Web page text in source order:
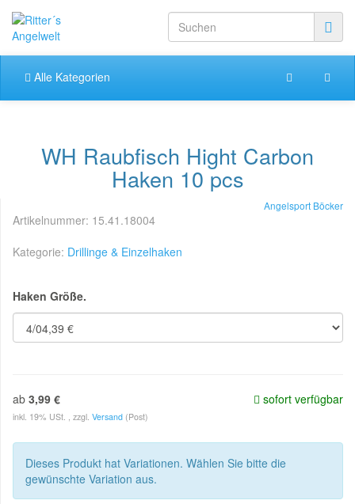
Alle Kategorien
WH Raubfisch Hight Carbon
Haken 10 pcs
Angelsport Böcker
Artikelnummer: 15.41.18004
Kategorie: Drillinge & Einzelhaken
Haken Größe.
ab 3,99 €
inkl. 19% USt. , zzgl. Versand (Post)
sofort verfügbar
Dieses Produkt hat Variationen. Wählen Sie bitte die
gewünschte Variation aus.